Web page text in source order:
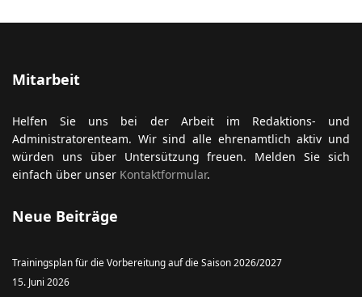
Mitarbeit
Helfen Sie uns bei der Arbeit im Redaktions- und
Administratorenteam. Wir sind alle ehrenamtlich aktiv und
würden uns über Untersützung freuen. Melden Sie sich
einfach über unser Kontaktformular.
Neue Beiträge
Trainingsplan für die Vorbereitung auf die Saison 2026/2027
15. Juni 2026